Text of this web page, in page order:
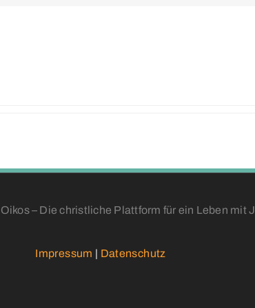
– Die christliche Plattform für ein Leben mit
Impressum | Datenschutz